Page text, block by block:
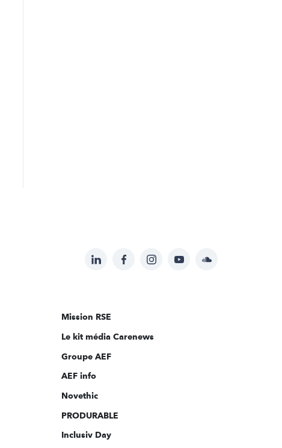
Suivez-
sur:
LinkedInFacebookInstagramYouTubeSoundcloud
Mission RSE
Le kit média Carenews
Groupe AEF
AEF info
Novethic
PRODURABLE
Inclusiv Day